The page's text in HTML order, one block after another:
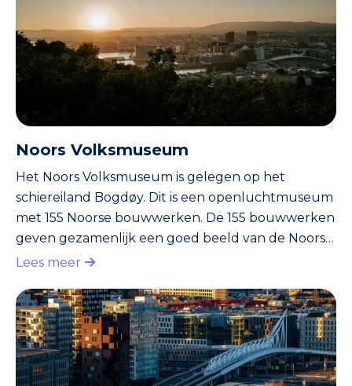
Noors Volksmuseum
Het Noors Volksmuseum is gelegen op het
schiereiland Bogdøy. Dit is een openluchtmuseum
met 155 Noorse bouwwerken. De 155 bouwwerken
geven gezamenlijk een goed beeld van de Noorse
architectuur en alle Noorse regio’s in het
openluchtmuseum is met gemak de Staafkerk
van Gol. Dit is een typisch Noorse kerk vanuit de
dertiende eeuw, welke nog verbazingwekkend in
goede staat verkeerd. In de zomer zijn er altijd
extra activiteiten. Je kunt hierbij denken aan
Lees meer